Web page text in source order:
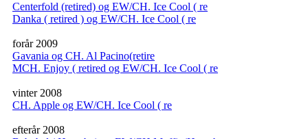
Centerfold (retired) og EW/CH. Ice Cool ( re
Danka ( retired ) og EW/CH. Ice Cool ( re
forår 2009
Gavania og CH. Al Pacino(retire
MCH. Enjoy ( retired og EW/CH. Ice Cool ( re
vinter 2008
CH. Apple og EW/CH. Ice Cool ( re
efterår 2008